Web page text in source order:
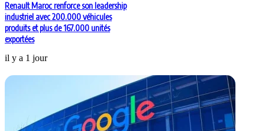
Renault Maroc renforce son leadership
industriel avec 200.000 véhicules
produits et plus de 167.000 unités
exportées
il y a 1 jour